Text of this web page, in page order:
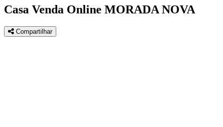
Blog
Contato
Casa Venda Online MORADA NOVA
Compartilhar